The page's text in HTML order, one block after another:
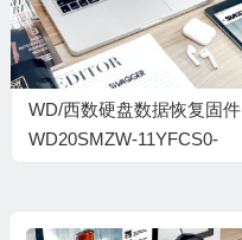
WD/西数硬盘数据恢复固件
WD20SMZW-11YFCS0-
0006000R-1860